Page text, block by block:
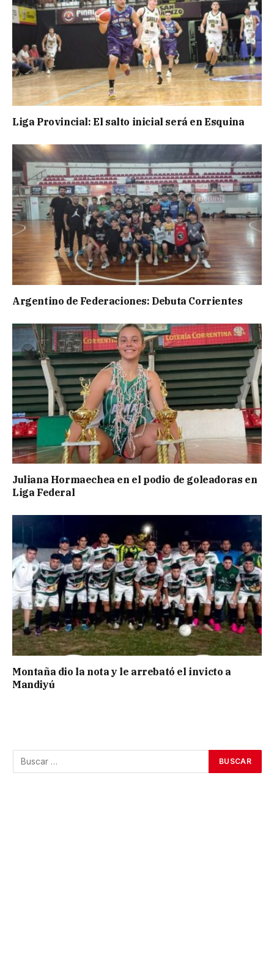
Liga Provincial: El salto inicial será en Esquina
Argentino de Federaciones: Debuta Corrientes
Juliana Hormaechea en el podio de goleadoras en
Liga Federal
Montaña dio la nota y le arrebató el invicto a
Mandiyú